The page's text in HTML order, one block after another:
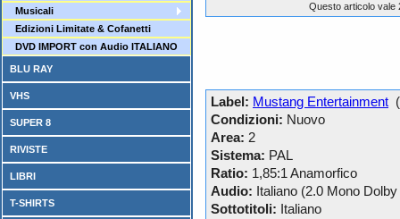
Musicali
Edizioni Limitate & Cofanetti
DVD IMPORT con Audio ITALIANO
BLU RAY
VHS
SUPER 8
RIVISTE
LIBRI
T-SHIRTS
Questo articolo vale
Label: Mustang Entertainment
Condizioni: Nuovo
Area: 2
Sistema: PAL
Ratio: 1,85:1 Anamorfico
Audio: Italiano (2.0 Mono
Sottotitoli: Italiano